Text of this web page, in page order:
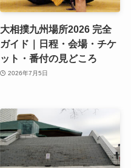
大相撲九州場所2026 完全
ガイド｜日程・会場・チケ
ット・番付の見どころ
2026年7月5日